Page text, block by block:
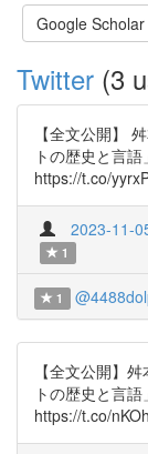
Google Scholar
Twitter (3
【全文公開】
トの歴史と言
https://t.co/
2023-11-
1
1
【全文公開】
トの歴史と言
https://t.co/